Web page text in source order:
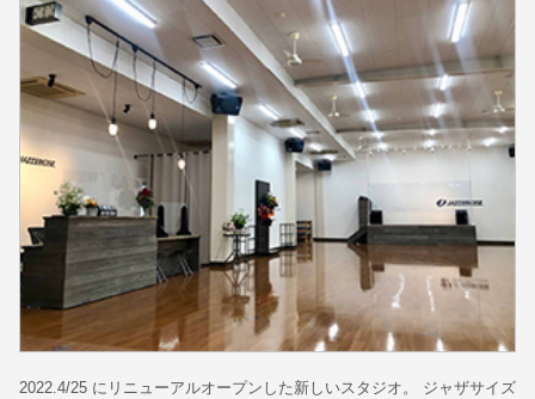
2022.4/25 にリニューアルオープンした新しいスタジオ。 ジャザサイズ